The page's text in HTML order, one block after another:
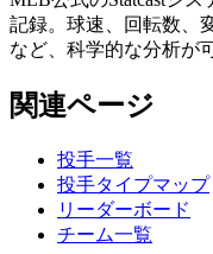
記録。球速、回転数、
など、科学的な分析が
関連ページ
投手一覧
投手タイプマップ
リーダーボード
チーム一覧